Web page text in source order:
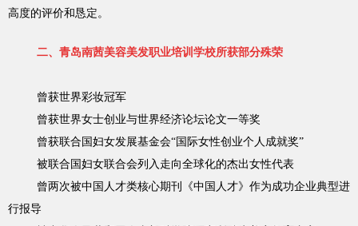
高度的评价和恳定。
二、青岛南茜美容美发职业培训学校所获部分殊荣
曾获世界彩妆冠军
曾获世界女士创业与世界经济论坛论文一等奖
曾获联合国妇女发展基金会“国际女性创业个人成就奖”
被联合国妇女联合会列入走向全球化的杰出女性代表
曾两次被中国人才类核心期刊《中国人才》作为成功企业典型进
行报导